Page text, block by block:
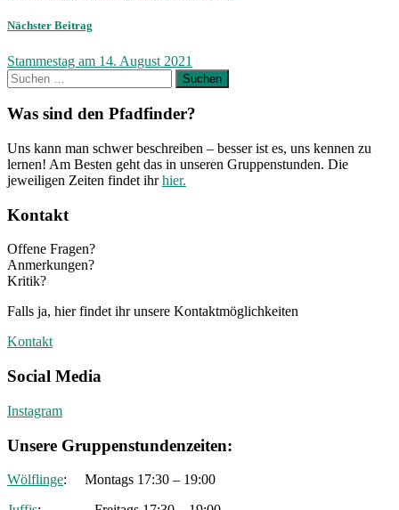
Nächster Beitrag
Stammestag am 14. August 2021
Suchen
nach:
Was sind den Pfadfinder?
Uns kann man schwer beschreiben – besser ist es, uns kennen zu
lernen! Am Besten geht das in unseren Gruppenstunden. Die
jeweiligen Zeiten findet ihrhier.
Kontakt
Offene Fragen?
Anmerkungen?
Kritik?
Falls ja, hier findet ihr unsere Kontaktmöglichkeiten
Kontakt
Social Media
Instagram
Unsere Gruppenstundenzeiten:
Wölflinge: Montags 17:30 – 19:00